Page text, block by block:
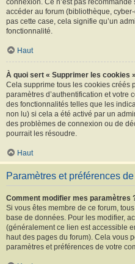
connexion. Ce n’est pas
accéder au forum (bibliothèque,
pas cette case, cela signifie qu’un
fonctionnalité.
Haut
À quoi sert « Supprimer les cookies
Cela supprime tous les cookies créés
paramètres d’authentification et votre
des fonctionnalités telles que les
non lu) si cela a été activé par un
des problèmes de connexion ou de
pourrait les résoudre.
Haut
Paramètres et préférences
Comment modifier mes paramètres
Si vous êtes membre de ce forum,
base de données. Pour les modifier,
(généralement ce lien est accessible
haut des pages du forum). Cela vous
paramètres et préférences de votre